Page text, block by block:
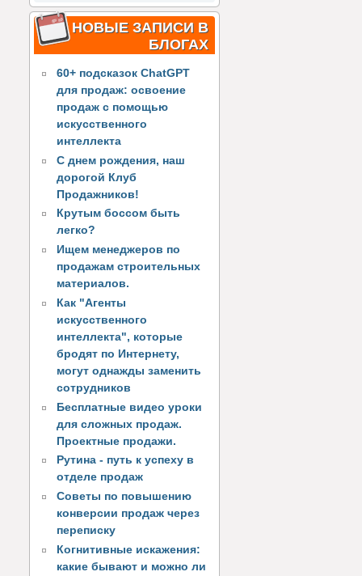
НОВЫЕ ЗАПИСИ В
БЛОГАХ
60+ подсказок ChatGPT
для продаж: освоение
продаж с помощью
искусственного
интеллекта
С днем рождения, наш
дорогой Клуб
Продажников!
Крутым боссом быть
легко?
Ищем менеджеров по
продажам строительных
материалов.
Как "Агенты
искусственного
интеллекта", которые
бродят по Интернету,
могут однажды заменить
сотрудников
Бесплатные видео уроки
для сложных продаж.
Проектные продажи.
Рутина - путь к успеху в
отделе продаж
Советы по повышению
конверсии продаж через
переписку
Когнитивные искажения:
какие бывают и можно ли